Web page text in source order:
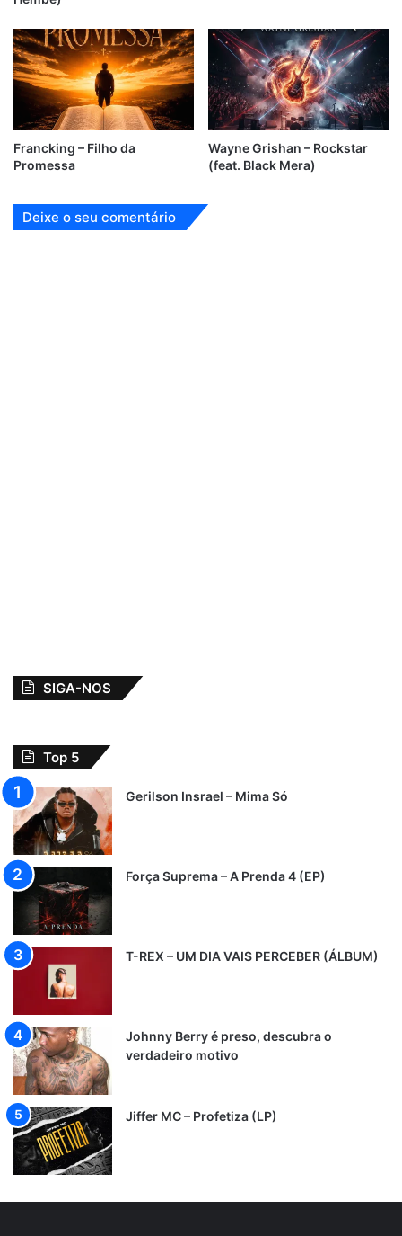
Francking – Filho da
Promessa
Wayne Grishan – Rockstar
(feat. Black Mera)
Deixe o seu comentário
SIGA-NOS
Top 5
Gerilson Insrael – Mima Só
Força Suprema – A Prenda 4 (EP)
T-REX – UM DIA VAIS PERCEBER (ÁLBUM)
Johnny Berry é preso, descubra o
verdadeiro motivo
Jiffer MC – Profetiza (LP)